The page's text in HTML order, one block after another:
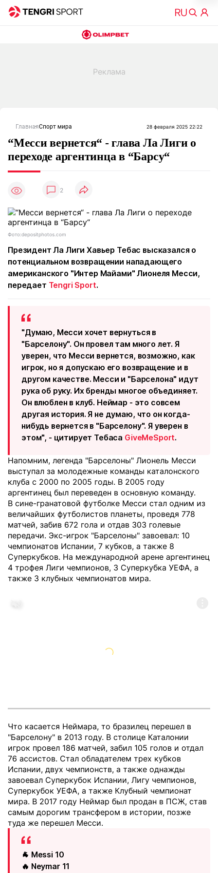
ГлавнаяСпорт мира 28 февраля 2025 22:22
“Месси вернется“ - глава Ла Лиги о
переходе аргентинца в “Барсу“
2
Фото:depositphotos.com
Президент Ла Лиги Хавьер Тебас высказался о
потенциальном возвращении нападающего
американского "Интер Майами" Лионеля Месси,
передает Tengri Sport.
"Думаю, Месси хочет вернуться в
"Барселону". Он провел там много лет. Я
уверен, что Месси вернется, возможно, как
игрок, но я допускаю его возвращение и в
другом качестве. Месси и "Барселона" идут
рука об руку. Их бренды многое объединяет.
Он влюблен в клуб. Неймар - это совсем
другая история. Я не думаю, что он когда-
нибудь вернется в "Барселону". Я уверен в
этом", - цитирует Тебаса GiveMeSport.
Напомним, легенда "Барселоны" Лионель Месси
выступал за молодежные команды каталонского
клуба с 2000 по 2005 годы. В 2005 году
аргентинец был переведен в основную команду.
В сине-гранатовой футболке Месси стал одним из
величайших футболистов планеты, проведя 778
матчей, забив 672 гола и отдав 303 голевые
передачи. Экс-игрок "Барселоны" завоевал: 10
чемпионатов Испании, 7 кубков, а также 8
Суперкубков. На международной арене аргентинец
4 трофея Лиги чемпионов, 3 Суперкубка УЕФА, а
также 3 клубных чемпионатов мира.
Что касается Неймара, то бразилец перешел в
"Барселону" в 2013 году. В столице Каталонии
игрок провел 186 матчей, забил 105 голов и отдал
76 ассистов. Стал обладателем трех кубков
Испании, двух чемпионств, а также однажды
завоевал Суперкубок Испании, Лигу чемпионов,
Суперкубок УЕФА, а также Клубный чемпионат
мира. В 2017 году Неймар был продан в ПСЖ, став
самым дорогим трансфером в истории, позже
туда же перешел Месси.
🐐 Messi 10
🔥 Neymar 11